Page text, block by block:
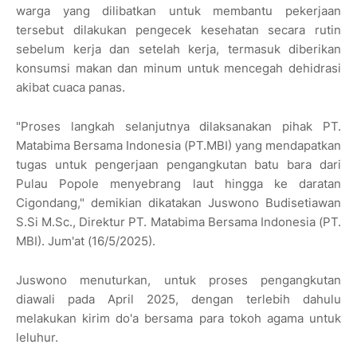
warga yang dilibatkan untuk membantu pekerjaan
tersebut dilakukan pengecek kesehatan secara rutin
sebelum kerja dan setelah kerja, termasuk diberikan
konsumsi makan dan minum untuk mencegah dehidrasi
akibat cuaca panas.
"Proses langkah selanjutnya dilaksanakan pihak PT.
Matabima Bersama Indonesia (PT.MBI) yang mendapatkan
tugas untuk pengerjaan pengangkutan batu bara dari
Pulau Popole menyebrang laut hingga ke daratan
Cigondang," demikian dikatakan Juswono Budisetiawan
S.Si M.Sc., Direktur PT. Matabima Bersama Indonesia (PT.
MBI). Jum'at (16/5/2025).
Juswono menuturkan, untuk proses pengangkutan
diawali pada April 2025, dengan terlebih dahulu
melakukan kirim do'a bersama para tokoh agama untuk
leluhur.